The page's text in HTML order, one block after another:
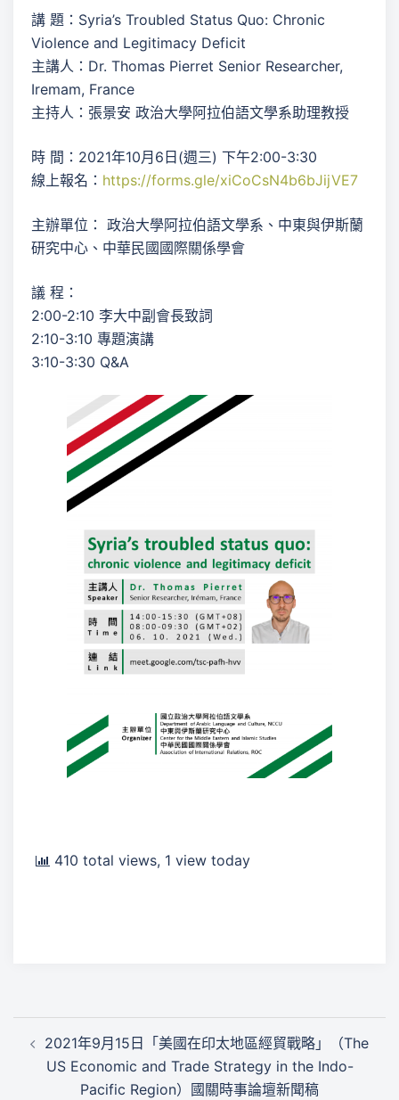
講 題：Syria’s Troubled Status Quo: Chronic
Violence and Legitimacy Deficit
主講人：Dr. Thomas Pierret Senior Researcher,
Iremam, France
主持人：張景安 政治大學阿拉伯語文學系助理教授
時 間：2021年10月6日(週三) 下午2:00-3:30
線上報名： https://forms.gle/xiCoCsN4b6bJijVE7
主辦單位： 政治大學阿拉伯語文學系、中東與伊斯蘭
研究中心、中華民國國際關係學會
議 程：
2:00-2:10 李大中副會長致詞
2:10-3:10 專題演講
3:10-3:30 Q&A
410 total views, 1 view today
章
2021年9月15日「美國在印太地區經貿戰略」（The
US Economic and Trade Strategy in the Indo-
Pacific Region）國關時事論壇新聞稿